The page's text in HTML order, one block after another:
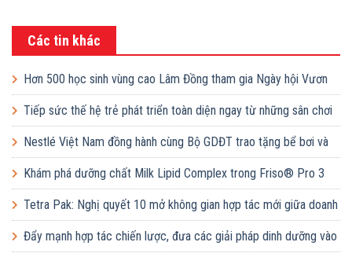
Các tin khác
Hơn 500 học sinh vùng cao Lâm Đồng tham gia Ngày hội Vươn
cao Việt Nam
Tiếp sức thế hệ trẻ phát triển toàn diện ngay từ những sân chơi
học đường
Nestlé Việt Nam đồng hành cùng Bộ GDĐT trao tặng bể bơi và
lớp dạy bơi mô hình điểm cho học sinh tại tỉnh Bắc Ninh
Khám phá dưỡng chất Milk Lipid Complex trong Friso® Pro 3
Tetra Pak: Nghị quyết 10 mở không gian hợp tác mới giữa doanh
nghiệp FDI và doanh nghiệp Việt
Đẩy mạnh hợp tác chiến lược, đưa các giải pháp dinh dưỡng vào